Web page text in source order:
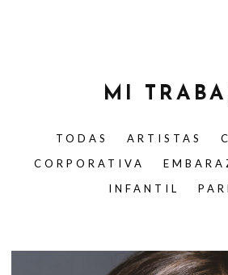
MI
TODAS ARTISTAS
CORPORATIVA
INFANTIL